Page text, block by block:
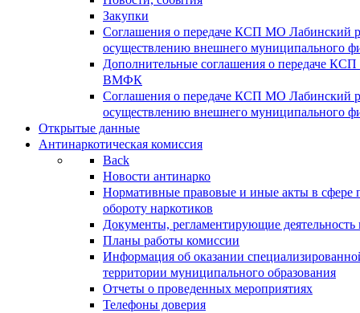
Закупки
Соглашения о передаче КСП МО Лабинский
осуществлению внешнего муниципального
Дополнительные соглашения о передаче
ВМФК
Соглашения о передаче КСП МО Лабинский
осуществлению внешнего муниципального
Открытые данные
Антинаркотическая комиссия
Back
Новости антинарко
Нормативные правовые и иные акты в сфере
обороту наркотиков
Документы, регламентирующие деятельность
Планы работы комиссии
Информация об оказании
территории муниципального образования
Отчеты о проведенных мероприятиях
Телефоны доверия